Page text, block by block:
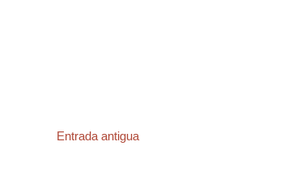
Entrada antigua